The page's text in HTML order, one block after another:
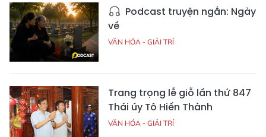
Podcast truyện ngắn: Ngày
về
VĂN HÓA - GIẢI TRÍ
Trang trọng lễ giỗ lần thứ 847
Thái úy Tô Hiến Thành
VĂN HÓA - GIẢI TRÍ